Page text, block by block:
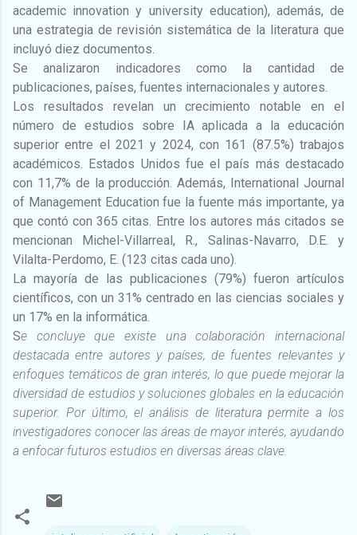
academic innovation y university education), además, de
una estrategia de revisión sistemática de la literatura que
incluyó diez documentos.
Se analizaron indicadores como la cantidad de
publicaciones, países, fuentes internacionales y autores.
Los resultados revelan un crecimiento notable en el
número de estudios sobre IA aplicada a la educación
superior entre el 2021 y 2024, con 161 (87.5%) trabajos
académicos. Estados Unidos fue el país más destacado
con 11,7% de la producción. Además, International Journal
of Management Education fue la fuente más importante, ya
que contó con 365 citas. Entre los autores más citados se
mencionan Michel-Villarreal, R., Salinas-Navarro, D.E. y
Vilalta-Perdomo, E. (123 citas cada uno).
La mayoría de las publicaciones (79%) fueron artículos
científicos, con un 31% centrado en las ciencias sociales y
un 17% en la informática.
Se concluye que existe una colaboración internacional
destacada entre autores y países, de fuentes relevantes y
enfoques temáticos de gran interés, lo que puede mejorar la
diversidad de estudios y soluciones globales en la educación
superior. Por último, el análisis de literatura permite a los
investigadores conocer las áreas de mayor interés, ayudando
a enfocar futuros estudios en diversas áreas clave.